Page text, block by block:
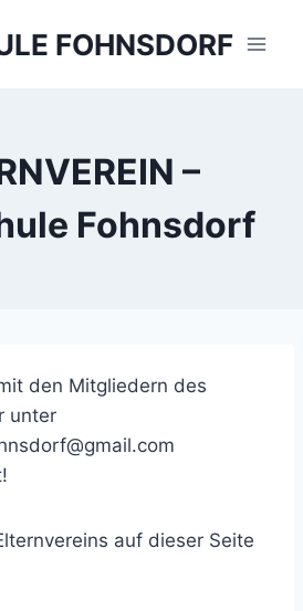
FOHNSDORF
–
Fohnsdorf
den Mitgliedern des
unter
auf dieser Seite